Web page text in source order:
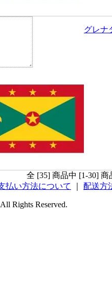
グレナ
全 [35] 商品中 [1-30]
払い方法について 配送方
Rights Reserved.